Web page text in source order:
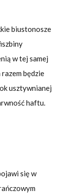
biustonosze
w tej samej
będzie
usztywnianej
haftu.
się w